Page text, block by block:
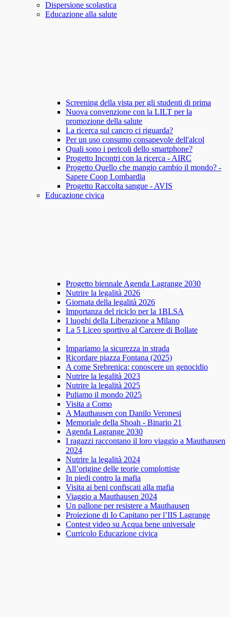
Dispersione scolastica
Educazione alla salute
Screening della vista per gli studenti di prima
Nuova convenzione con la LILT per la
promozione della salute
La ricerca sul cancro ci riguarda?
Per un uso consumo consapevole dell'alcol
Quali sono i pericoli dello smartphone?
Progetto Incontri con la ricerca - AIRC
Progetto Quello che mangio cambio il mondo? -
Sapere Coop Lombardia
Progetto Raccolta sangue - AVIS
Educazione civica
Progetto biennale Agenda Lagrange 2030
Nutrire la legalità 2026
Giornata della legalità 2026
Importanza del riciclo per la 1BLSA
I luoghi della Liberazione a Milano
La 5 Liceo sportivo al Carcere di Bollate
Impariamo la sicurezza in strada
Ricordare piazza Fontana (2025)
A come Srebrenica: conoscere un genocidio
Nutrire la legalità 2023
Nutrire la legalità 2025
Puliamo il mondo 2025
Visita a Como
A Mauthausen con Danilo Veronesi
Memoriale della Shoah - Binario 21
Agenda Lagrange 2030
I ragazzi raccontano il loro viaggio a Mauthausen
2024
Nutrire la legalità 2024
All’origine delle teorie complottiste
In piedi contro la mafia
Visita ai beni confiscati alla mafia
Viaggio a Mauthausen 2024
Un pallone per resistere a Mauthausen
Proiezione di Io Capitano per l’IIS Lagrange
Contest video su Acqua bene universale
Curricolo Educazione civica